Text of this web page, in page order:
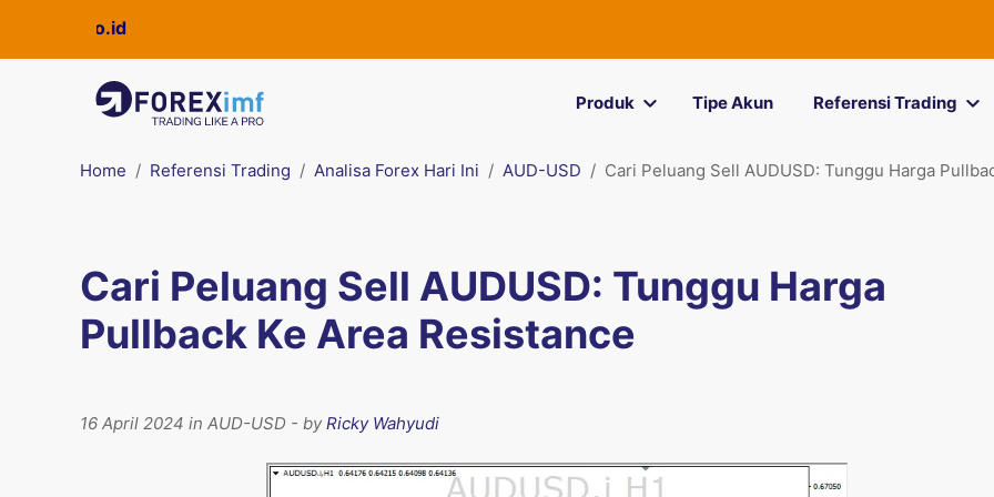
Produk Tipe Akun Referensi Trading
Home Referensi Trading Analisa Forex Hari Ini AUD-USD Cari Peluang Sell AUDUSD: Tunggu Harga
Cari Peluang Sell AUDUSD: Tunggu Harga
Pullback Ke Area Resistance
16 April 2024 in AUD-USD - byRicky Wahyudi